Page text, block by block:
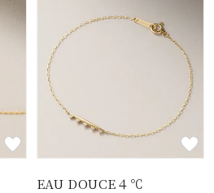
EAU DOUCE４℃